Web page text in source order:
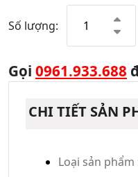
Số lượng:
Gọi 0961.933.688
CHI TIẾT SẢN
Loại sản phẩm